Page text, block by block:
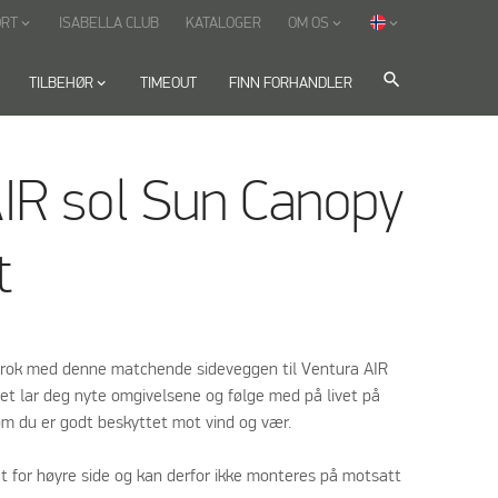
TILBEHØR keyboard_arrow_down TIMEOUT FINN FORHANDLER search
keyboard_arrow_down ISABELLA CLUB KATALOGER OM OS keyboard_arrow_down keyboard_arrow_down
sol Sun Canopy
med denne matchende sideveggen til Ventura AIR
lar deg nyte omgivelsene og følge med på livet på
du er godt beskyttet mot vind og vær.
for høyre side og kan derfor ikke monteres på motsatt